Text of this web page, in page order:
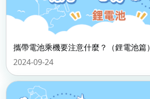
攜帶電池乘機要注意什麼？（鋰電池篇）
2024-09-24